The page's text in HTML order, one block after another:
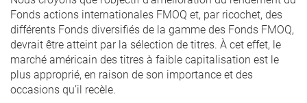
Fonds actions internationales FMOQ et, par ricochet, des
différents Fonds diversifiés de la gamme des Fonds FMOQ,
devrait être atteint par la sélection de titres. À cet effet, le
marché américain des titres à faible capitalisation est le
plus approprié, en raison de son importance et des
occasions qu’il recèle.